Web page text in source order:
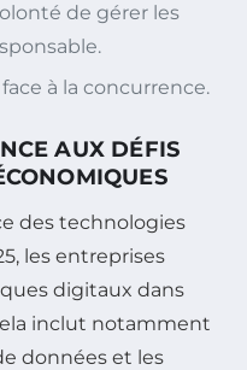
de gérer les
à la concurrence.
AUX DÉFIS
des technologies
les entreprises
digitaux dans
inclut notamment
données et les